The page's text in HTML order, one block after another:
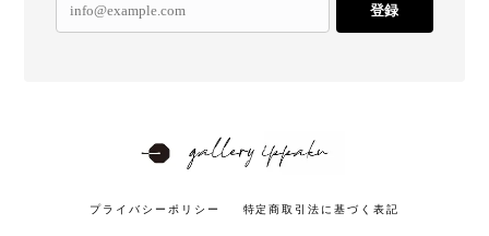
登録
プライバシーポリシー 特定商取引法に基づく表記